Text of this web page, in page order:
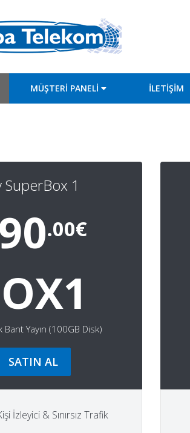
MÜŞTERİ PANELİ İLETİŞİM
SuperBox 1
.00€
Yayın (100GB Disk)
SATIN AL
İzleyici & Sınırsız Trafik